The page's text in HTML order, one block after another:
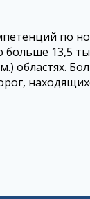
по
больше 13,5
областях.